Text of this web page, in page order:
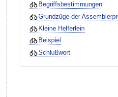
Begriffsbestimmungen
Grundzüge der
Kleine Helferlein
Beispiel
Schlußwort